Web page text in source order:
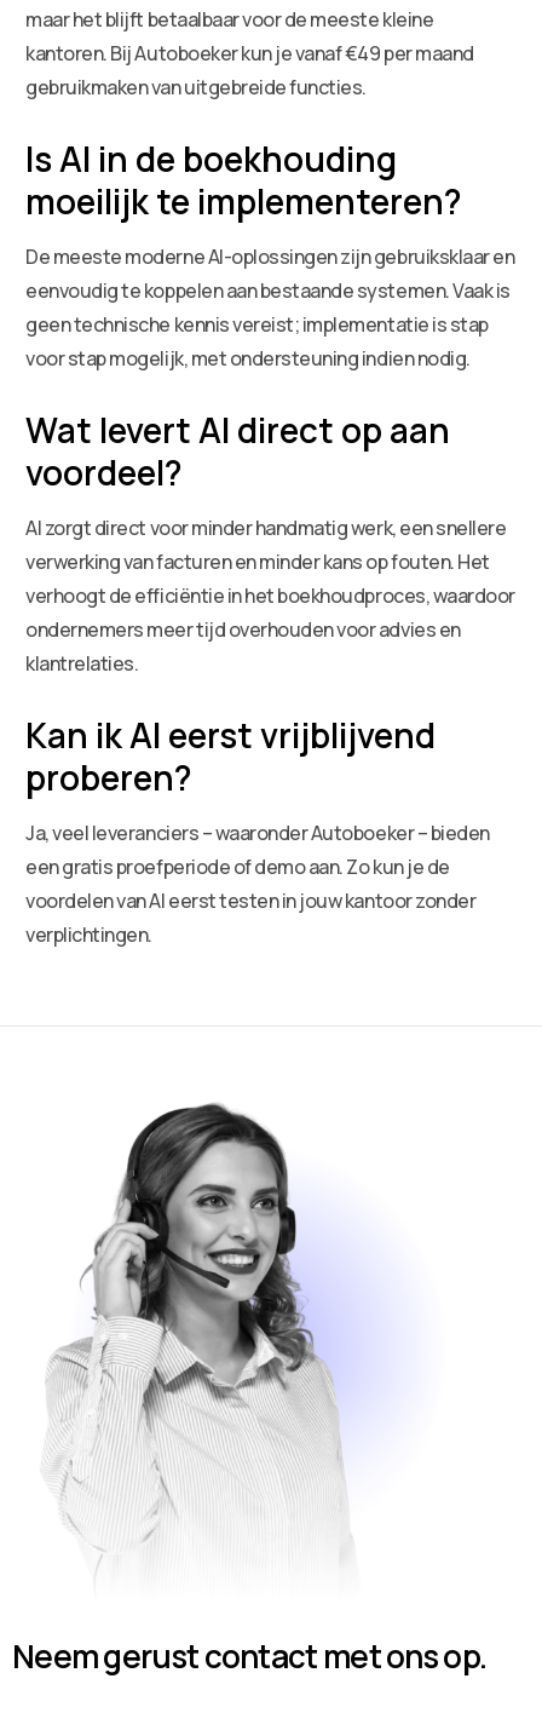
maar het blijft betaalbaar voor de meeste kleine
kantoren. Bij Autoboeker kun je vanaf €49 per maand
gebruikmaken van uitgebreide functies.
Is AI in de boekhouding
moeilijk te implementeren?
De meeste moderne AI-oplossingen zijn gebruiksklaar en
eenvoudig te koppelen aan bestaande systemen. Vaak is
geen technische kennis vereist; implementatie is stap
voor stap mogelijk, met ondersteuning indien nodig.
Wat levert AI direct op aan
voordeel?
AI zorgt direct voor minder handmatig werk, een snellere
verwerking van facturen en minder kans op fouten. Het
verhoogt de efficiëntie in het boekhoudproces, waardoor
ondernemers meer tijd overhouden voor advies en
klantrelaties.
Kan ik AI eerst vrijblijvend
proberen?
Ja, veel leveranciers – waaronder Autoboeker – bieden
een gratis proefperiode of demo aan. Zo kun je de
voordelen van AI eerst testen in jouw kantoor zonder
verplichtingen.
Neem gerust contact met ons op.